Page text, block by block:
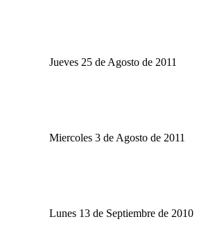
Jueves 25 de Agosto de 2011
Miercoles 3 de Agosto de 2011
Lunes 13 de Septiembre de 2010